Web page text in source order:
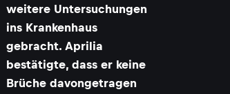
weitere Untersuchungen
ins Krankenhaus
gebracht. Aprilia
bestätigte, dass er keine
Brüche davongetragen